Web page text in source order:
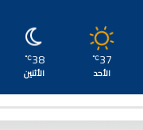
37
℃
الأحد
38
℃
الأثنين